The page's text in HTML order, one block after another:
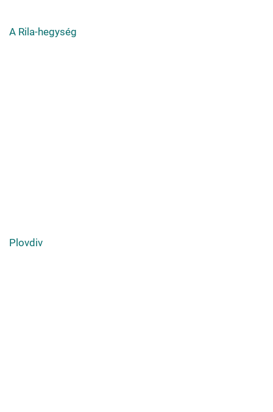
A Rila-hegység
Plovdiv